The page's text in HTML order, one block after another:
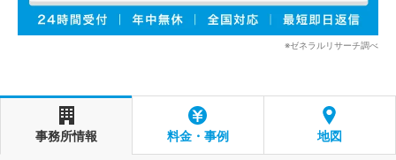
※ゼネラルリサーチ調べ
事務所情報 料金・事例 地図